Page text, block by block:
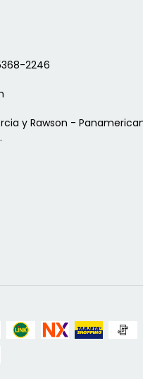
2246
y Rawson -